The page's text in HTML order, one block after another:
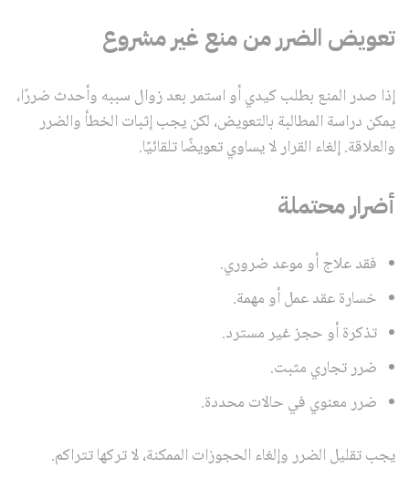
تعويض الضرر من منع غير مشروع
إذا صدر المنع بطلب كيدي أو استمر بعد زوال سببه وأحدث ضررًا،
يمكن دراسة المطالبة بالتعويض، لكن يجب إثبات الخطأ والضرر
والعلاقة. إلغاء القرار لا يساوي تعويضًا تلقائيًا.
أضرار محتملة
فقد علاج أو موعد ضروري.
خسارة عقد عمل أو مهمة.
تذكرة أو حجز غير مسترد.
ضرر تجاري مثبت.
ضرر معنوي في حالات محددة.
يجب تقليل الضرر وإلغاء الحجوزات الممكنة، لا تركها تتراكم.